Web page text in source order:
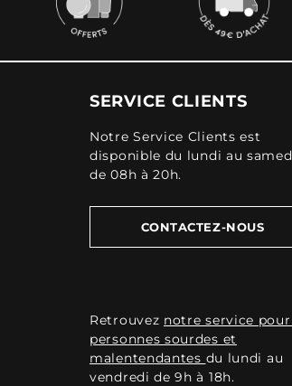
SERVICE CLIENTS
Notre Service Clients est
disponible du lundi au
de 08h à 20h.
CONTACTEZ-NOUS
Retrouvez notre service
personnes sourdes et
malentendantes du lundi au
vendredi de 9h à 18h.